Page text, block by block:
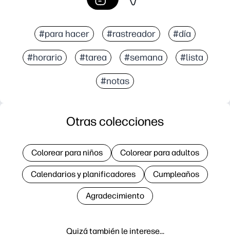
#para hacer #rastreador #día
#horario #tarea #semana #lista
#notas
Quizá también le interese…
Otras colecciones
Colorear para niños Colorear para adultos
Calendarios y planificadores Cumpleaños
Agradecimiento